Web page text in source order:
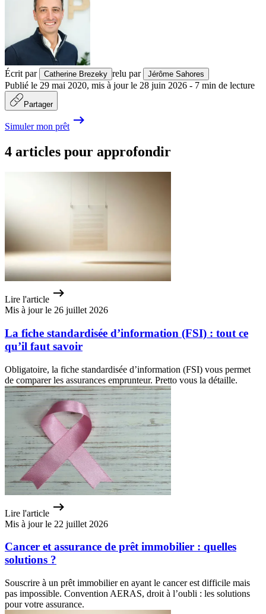
Écrit par Catherine Brezeky relu par Jérôme Sahores
Publié le 29 mai 2020, mis à jour le 28 juin 2026 - 7 min de lecture
Partager
Simuler mon prêt
4 articles pour approfondir
Lire l'article
Mis à jour le 26 juillet 2026
La fiche standardisée d’information (FSI) : tout ce
qu’il faut savoir
Obligatoire, la fiche standardisée d’information (FSI) vous permet
de comparer les assurances emprunteur. Pretto vous la détaille.
Lire l'article
Mis à jour le 22 juillet 2026
Cancer et assurance de prêt immobilier : quelles
solutions ?
Souscrire à un prêt immobilier en ayant le cancer est difficile mais
pas impossible. Convention AERAS, droit à l’oubli : les solutions
pour votre assurance.